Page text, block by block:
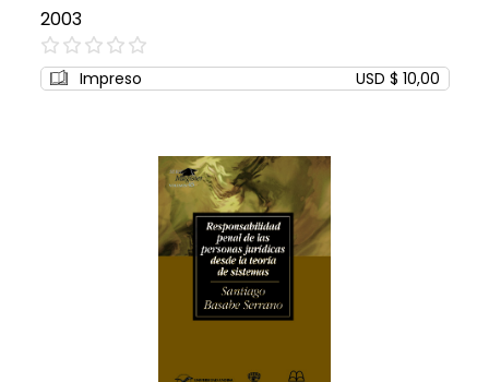
2003
0%
Impreso USD $ 10,00